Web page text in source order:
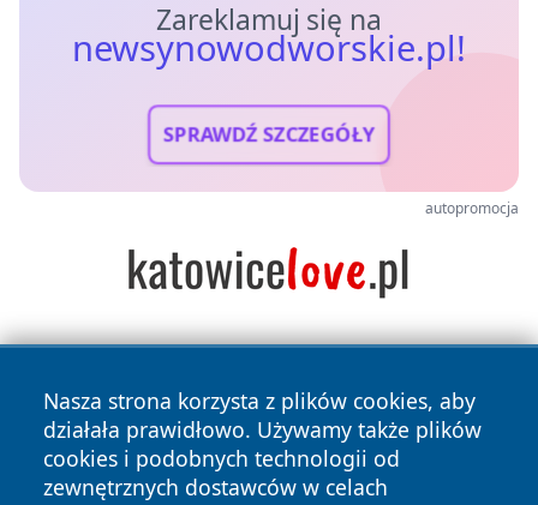
Zareklamuj się na
newsynowodworskie.pl!
SPRAWDŹ SZCZEGÓŁY
autopromocja
Nasza strona korzysta z plików cookies, aby
działała prawidłowo. Używamy także plików
cookies i podobnych technologii od
zewnętrznych dostawców w celach
Copyright © 2026 newsynowodworskie.pl Wszystkie prawa